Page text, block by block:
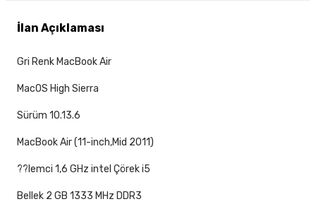
İlan Açıklaması
Gri Renk MacBook Air
MacOS High Sierra
Sürüm 10.13.6
MacBook Air (11-inch,Mid 2011)
??lemci 1,6 GHz intel Çörek i5
Bellek 2 GB 1333 MHz DDR3